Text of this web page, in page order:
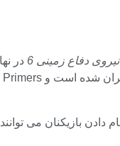
نیروی دفاع زمینی 6